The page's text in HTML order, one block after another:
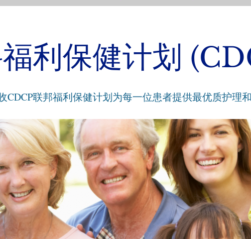
利保健计划
联邦福利保健计划为每一位患者提供最优质护理和